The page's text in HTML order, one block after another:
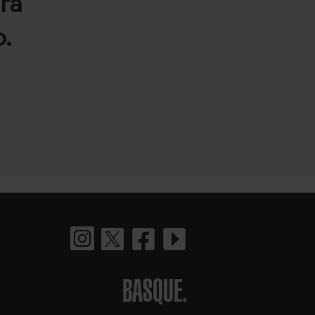
BASQUE.